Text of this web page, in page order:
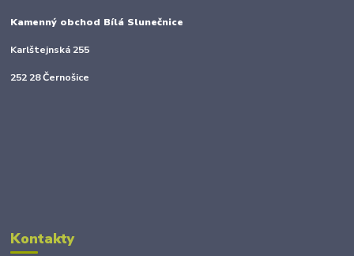
Kamenný obchod Bílá Slunečnice
Karlštejnská 255
252 28 Černošice
Kontakty